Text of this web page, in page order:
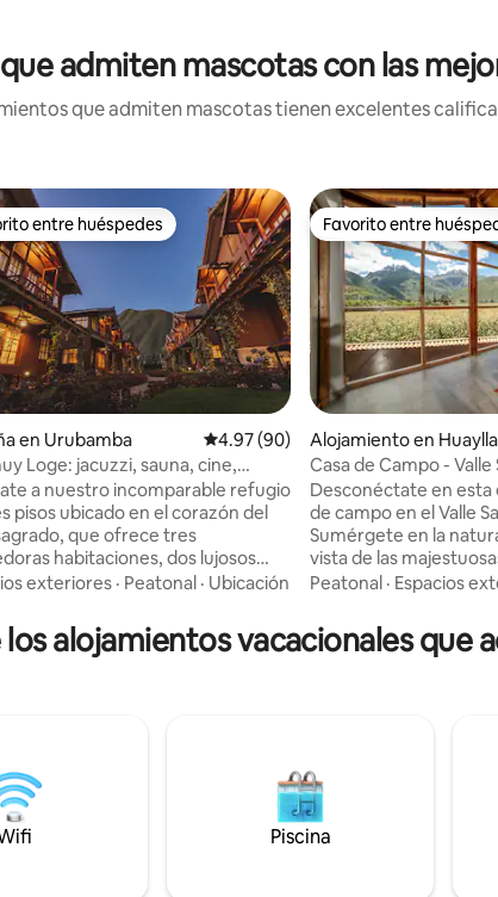
admiten mascotas con las
que admiten mascotas tienen excelentes
4.93 de 5, 60 reseñas
entre huéspedes
entre huéspedes
en Urubamba Calificación promedio: 4.97 de 5,
4.97 (90)
Loge: jacuzzi, sauna, cine,
y mása nuestro incomparable refugio
pisos ubicado en el corazón del
que ofrece tres
habitaciones, dos lujosos
una cocina totalmente equipada,
mesa de comedor, un
privado e impresionantes vistas
de cada uno está incluida en
exteriores · Peatonal · Ubicación
Favorito entre
Favorito entre
Alojamiento en
a
Casa de Campo -
Panorámicas
Desconéctate en esta
de campo en el Valle
Sumérgete en la
vista de las
Sawasiray y Pitusiray. Ubicada en el
para quienes buscan
tranquilidad y paz. Casa totalmente
personas en cuartos
en la reserva.
Peatonal · Espacios
alojamientos vacacionales que
Piscina